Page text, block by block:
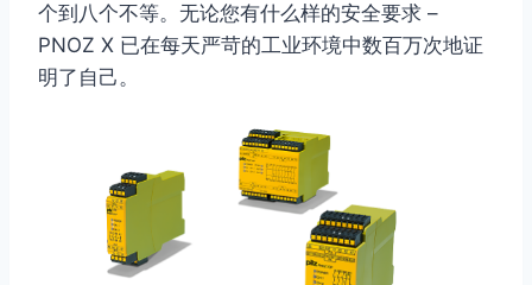
个到八个不等。无论您有什么样的安全要求 –
PNOZ X 已在每天严苛的工业环境中数百万次地证
明了自己。